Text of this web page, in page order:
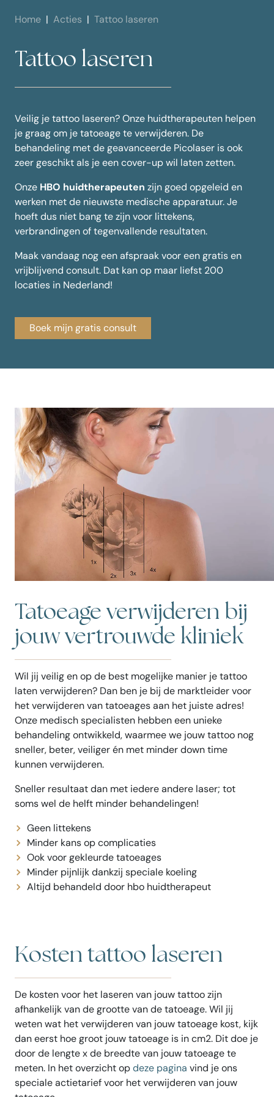
Home Acties Tattoo laseren
Tattoo laseren
Veilig je tattoo laseren? Onze huidtherapeuten helpen
je graag om je tatoeage te verwijderen. De
behandeling met de geavanceerde Picolaser is ook
zeer geschikt als je een cover-up wil laten zetten.
Onze HBO huidtherapeuten zijn goed opgeleid en
werken met de nieuwste medische apparatuur. Je
hoeft dus niet bang te zijn voor littekens,
verbrandingen of tegenvallende resultaten.
Maak vandaag nog een afspraak voor een gratis en
vrijblijvend consult. Dat kan op maar liefst 200
locaties in Nederland!
Boek mijn gratis consult
Tatoeage verwijderen bij
jouw vertrouwde kliniek
Wil jij veilig en op de best mogelijke manier je tattoo
laten verwijderen? Dan ben je bij de marktleider voor
het verwijderen van tatoeages aan het juiste adres!
Onze medisch specialisten hebben een unieke
behandeling ontwikkeld, waarmee we jouw tattoo nog
sneller, beter, veiliger én met minder down time
kunnen verwijderen.
Sneller resultaat dan met iedere andere laser; tot
soms wel de helft minder behandelingen!
Geen littekens
Minder kans op complicaties
Ook voor gekleurde tatoeages
Minder pijnlijk dankzij speciale koeling
Altijd behandeld door hbo huidtherapeut
Kosten tattoo laseren
De kosten voor het laseren van jouw tattoo zijn
afhankelijk van de grootte van de tatoeage. Wil jij
weten wat het verwijderen van jouw tatoeage kost, kijk
dan eerst hoe groot jouw tatoeage is in cm2. Dit doe je
door de lengte x de breedte van jouw tatoeage te
meten. In het overzicht opdeze pagina vind je ons
speciale actietarief voor het verwijderen van jouw